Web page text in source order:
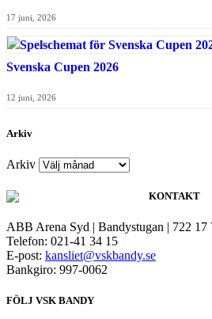
17 juni, 2026
Svenska Cupen 2026
12 juni, 2026
Arkiv
Arkiv
KONTAKT
ABB Arena Syd | Bandystugan | 722 17
Telefon: 021-41 34 15
E-post: kansliet@vskbandy.se
Bankgiro: 997-0062
FÖLJ VSK BANDY